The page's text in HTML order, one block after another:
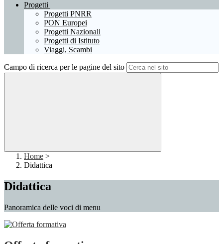
Progetti
Progetti PNRR
PON Europei
Progetti Nazionali
Progetti di Istituto
Viaggi, Scambi
Campo di ricerca per le pagine del sito
Home >
Didattica
Didattica
Panoramica delle voci di menu